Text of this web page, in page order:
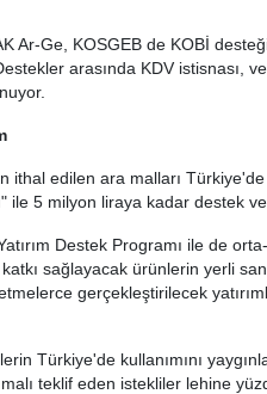
Ar-Ge, KOSGEB de KOBİ
arasında KDV istisnası,
ithal edilen ara malları
ile 5 milyon liraya kadar destek
Destek Programı ile de
sağlayacak ürünlerin yerli
gerçekleştirilecek
Türkiye'de kullanımını
teklif eden istekliler lehine